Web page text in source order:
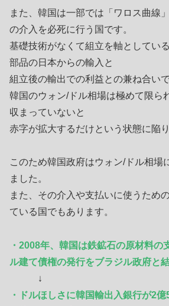
また、韓国は一部では「ワロス曲線
の介入を必死に行う国です。
基礎技術がなくて組立を軸としている
部品の日本からの輸入と
組立後の輸出での利益との兼ね合い
韓国のウォン/ドル相場は極めて限ら
収まっていないと
赤字が拡大するだけという状態に陥り
このため韓国政府はウォン/ドル相場
ました。
また、その介入や支払いに使うため
ている国でもあります。
・ 2008年、韓国は鉄鉱石の原材料の
ル建て債権の発行をブラジル政府と結
↓
・ドルほしさに韓国輸出入銀行が2